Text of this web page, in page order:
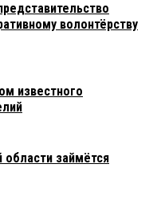
волонтёрству
известного
займётся